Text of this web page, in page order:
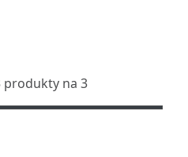
produkty na 3